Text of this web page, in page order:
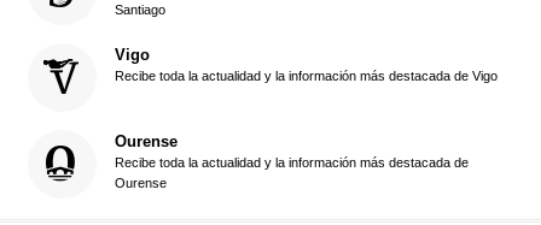
Santiago
Vigo
Recibe toda la actualidad y la información más destacada de Vigo
Ourense
Recibe toda la actualidad y la información más destacada de
Ourense